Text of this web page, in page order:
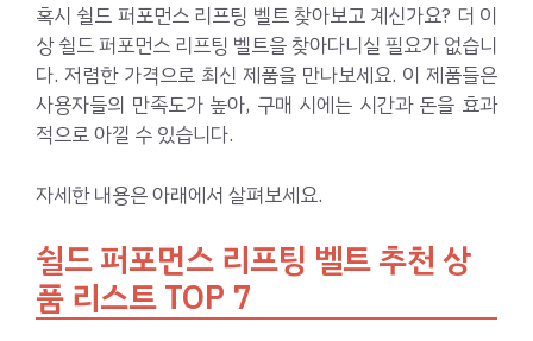
혹시 쉴드 퍼포먼스 리프팅 벨트 찾아보고 계신가요? 더 이
상 쉴드 퍼포먼스 리프팅 벨트을 찾아다니실 필요가 없습니
다. 저렴한 가격으로 최신 제품을 만나보세요. 이 제품들은
사용자들의 만족도가 높아, 구매 시에는 시간과 돈을 효과
적으로 아낄 수 있습니다.
자세한 내용은 아래에서 살펴보세요.
쉴드 퍼포먼스 리프팅 벨트 추천 상
품 리스트 TOP 7